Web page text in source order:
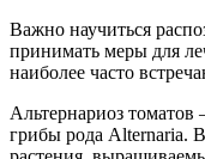
Важно научиться
принимать меры для
наиболее часто
Альтернариоз
грибы рода Alternaria.